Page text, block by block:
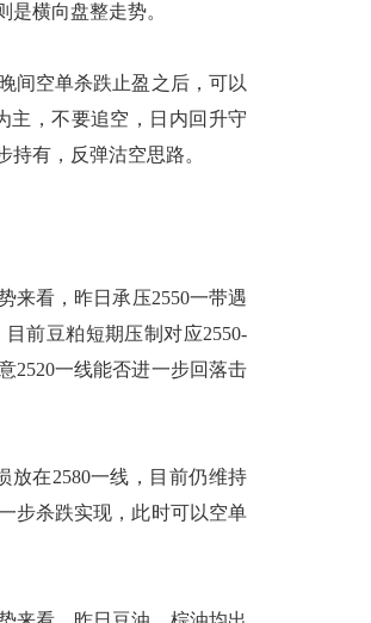
是横向盘整走势。
空单杀跌止盈之后，可以
主，不要追空，日内回升守
持有，反弹沽空思路。
看，昨日承压2550一带遇
前豆粕短期压制对应2550-
2520一线能否进一步回落击
在2580一线，目前仍维持
步杀跌实现，此时可以空单